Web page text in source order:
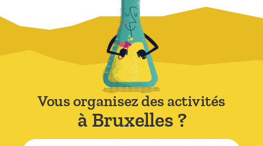
Vous organisez des activités
à Bruxelles ?